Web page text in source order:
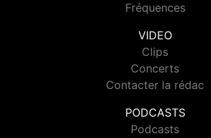
Fréquences
VIDEO
Clips
Concerts
Contacter la rédac
PODCASTS
Podcasts